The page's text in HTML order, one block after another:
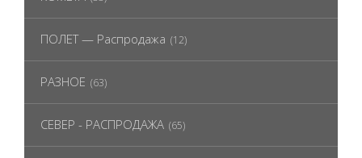
ПОЛЕТ — Распродажа (12)
РАЗНОЕ (63)
СЕВЕР - РАСПРОДАЖА (65)